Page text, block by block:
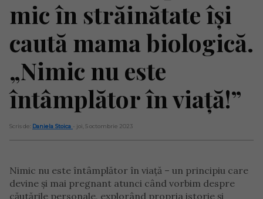
mic în străinătate își
caută mama biologică.
„Nimic nu este
întâmplător în viață!”
Scris de: Daniela Stoica - joi, 5 octombrie 2023
Nimic nu este întâmplător în viață – un principiu care
devine și mai pregnant atunci când vorbim despre
căutările personale, explorând propria istorie și